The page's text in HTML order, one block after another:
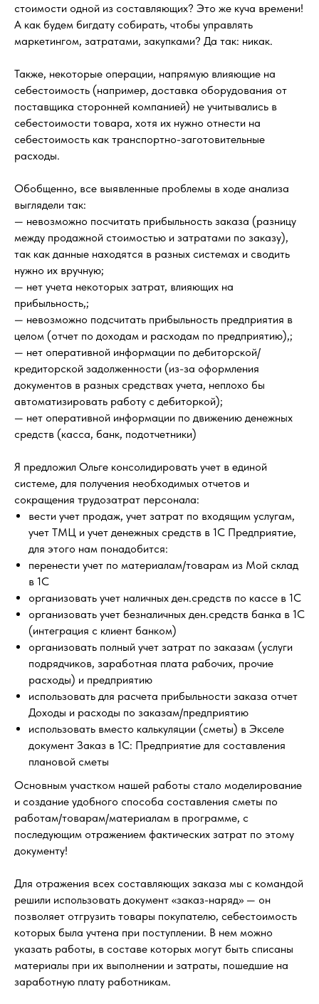
стоимости одной из составляющих? Это же куча времени!
А как будем бигдату собирать, чтобы управлять
маркетингом, затратами, закупками? Да так: никак.
Также, некоторые операции, напрямую влияющие на
себестоимость (например, доставка оборудования от
поставщика сторонней компанией) не учитывались в
себестоимости товара, хотя их нужно отнести на
себестоимость как транспортно-заготовительные
расходы.
Обобщенно, все выявленные проблемы в ходе анализа
выглядели так:
— невозможно посчитать прибыльность заказа (разницу
между продажной стоимостью и затратами по заказу),
так как данные находятся в разных системах и сводить
нужно их вручную;
— нет учета некоторых затрат, влияющих на
прибыльность,;
— невозможно подсчитать прибыльность предприятия в
целом (отчет по доходам и расходам по предприятию),;
— нет оперативной информации по дебиторской/
кредиторской задолженности (из-за оформления
документов в разных средствах учета, неплохо бы
автоматизировать работу с дебиторкой);
— нет оперативной информации по движению денежных
средств (касса, банк, подотчетники)
Я предложил Ольге консолидировать учет в единой
системе, для получения необходимых отчетов и
сокращения трудозатрат персонала:
вести учет продаж, учет затрат по входящим услугам,
учет ТМЦ и учет денежных средств в 1С Предприятие,
для этого нам понадобится:
перенести учет по материалам/товарам из Мой склад
в 1С
организовать учет наличных ден.средств по кассе в 1С
организовать учет безналичных ден.средств банка в 1С
(интеграция с клиент банком)
организовать полный учет затрат по заказам (услуги
подрядчиков, заработная плата рабочих, прочие
расходы) и предприятию
использовать для расчета прибыльности заказа отчет
Доходы и расходы по заказам/предприятию
использовать вместо калькуляции (сметы) в Экселе
документ Заказ в 1С: Предприятие для составления
плановой сметы
Основным участком нашей работы стало моделирование
и создание удобного способа составления сметы по
работам/товарам/материалам в программе, с
последующим отражением фактических затрат по этому
документу!
Для отражения всех составляющих заказа мы с командой
решили использовать документ «заказ-наряд» — он
позволяет отгрузить товары покупателю, себестоимость
которых была учтена при поступлении. В нем можно
указать работы, в составе которых могут быть списаны
материалы при их выполнении и затраты, пошедшие на
заработную плату работникам.